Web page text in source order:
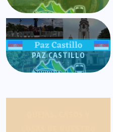
PAZ CASTILLO